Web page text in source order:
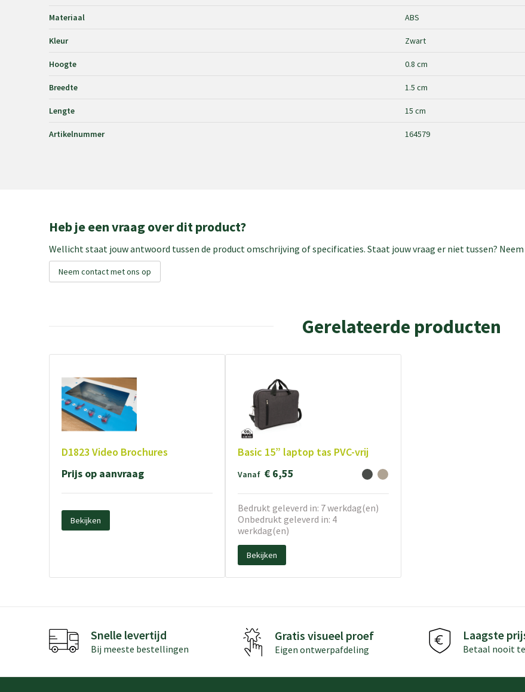
Materiaal ABS
Kleur Zwart
Hoogte 0.8 cm
Breedte 1.5 cm
Lengte 15 cm
Artikelnummer 164579
Heb je een vraag over dit product?
Wellicht staat jouw antwoord tussen de product omschrijving of specificaties. Staat jouw vraag er niet tussen?
Neem contact met ons op
Gerelateerde producten
D1823 Video Brochures
Prijs op aanvraag
Bekijken
Basic 15” laptop tas PVC-vrij
Vanaf € 6,55
Bedrukt geleverd in: 7 werkdag(en)
Onbedrukt geleverd in: 4
werkdag(en)
Bekijken
Snelle levertijd
Bij meeste bestellingen
Gratis visueel proef
Eigen ontwerpafdeling
Laagste
Betaal nooit